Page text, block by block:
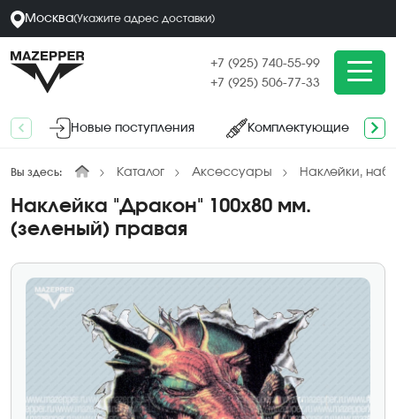
Москва(Укажите адрес доставки)
+7 (925) 740-55-99
+7 (925) 506-77-33
Новые поступления Комплектующие
Вы здесь: Каталог Аксессуары Наклейки,
Наклейка "Дракон" 100х80 мм.
(зеленый) правая